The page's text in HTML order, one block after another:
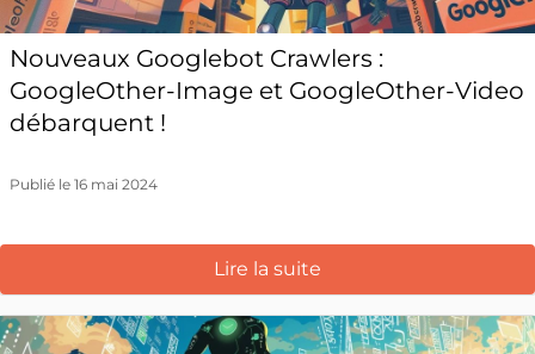
Nouveaux Googlebot Crawlers :
GoogleOther-Image et GoogleOther-Video
débarquent !
Publié le 16 mai 2024
Lire la suite